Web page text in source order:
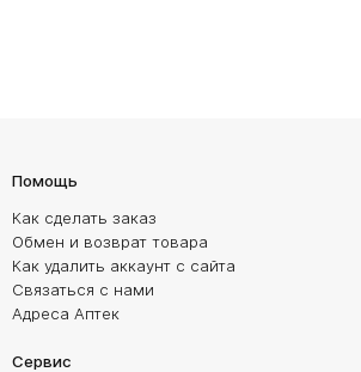
Помощь
Как сделать заказ
Обмен и возврат товара
Как удалить аккаунт с сайта
Связаться с нами
Адреса Аптек
Сервис